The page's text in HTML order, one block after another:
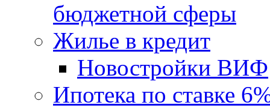
бюджетной сферы
Жилье в кредит
Новостройки ВИФ
Ипотека по ставке